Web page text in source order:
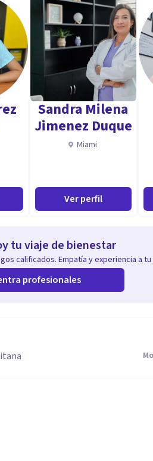
Sandra Milena
Jimenez Duque
Miami
Ver perfil
tu viaje de bienestar
calificados. Empatía y experiencia a
profesionales